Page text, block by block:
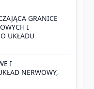
GRANICE
I
UKŁADU
I
NERWOWY,